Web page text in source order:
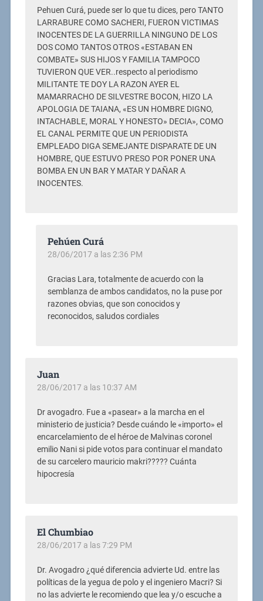
Pehuen Curá, puede ser lo que tu dices, pero TANTO
LARRABURE COMO SACHERI, FUERON VICTIMAS
INOCENTES DE LA GUERRILLA NINGUNO DE LOS
DOS COMO TANTOS OTROS «ESTABAN EN
COMBATE» SUS HIJOS Y FAMILIA TAMPOCO
TUVIERON QUE VER..respecto al periodismo
MILITANTE TE DOY LA RAZON AYER EL
MAMARRACHO DE SILVESTRE BOCON, HIZO LA
APOLOGIA DE TAIANA, «ES UN HOMBRE DIGNO,
INTACHABLE, MORAL Y HONESTO» DECIA», COMO
EL CANAL PERMITE QUE UN PERIODISTA
EMPLEADO DIGA SEMEJANTE DISPARATE DE UN
HOMBRE, QUE ESTUVO PRESO POR PONER UNA
BOMBA EN UN BAR Y MATAR Y DAÑAR A
INOCENTES.
Pehúen Curá
28/06/2017 a las 2:36 PM
Gracias Lara, totalmente de acuerdo con la
semblanza de ambos candidatos, no la puse por
razones obvias, que son conocidos y
reconocidos, saludos cordiales
Juan
28/06/2017 a las 10:37 AM
Dr avogadro. Fue a «pasear» a la marcha en el
ministerio de justicia? Desde cuándo le «importo» el
encarcelamiento de el héroe de Malvinas coronel
emilio Nani si pide votos para continuar el mandato
de su carcelero mauricio makri????? Cuánta
hipocresía
El Chumbiao
28/06/2017 a las 7:29 PM
Dr. Avogadro ¿qué diferencia advierte Ud. entre las
políticas de la yegua de polo y el ingeniero Macri? Si
no las advierte le recomiendo que lea y/o escuche a